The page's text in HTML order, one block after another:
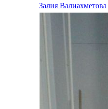
Залия Валиахметова